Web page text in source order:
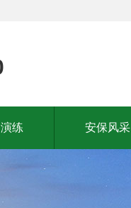
练 安保风采